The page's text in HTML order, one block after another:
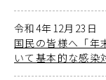
令和4年12月23日
国民の皆様へ「年
いて基本的な感染